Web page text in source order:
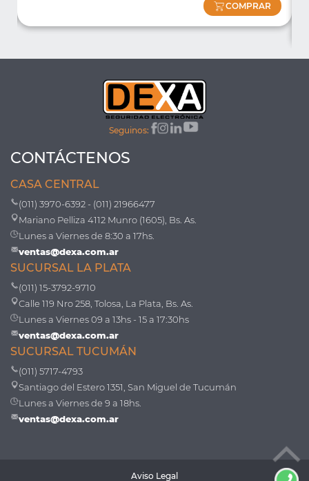
COMPRAR
Seguinos:
CONTÁCTENOS
CASA CENTRAL
(011) 3970-6392 - (011) 21966477
Mariano Pelliza 4112 Munro (1605), Bs. As.
Lunes a Viernes de 8:30 a 17hs.
ventas@dexa.com.ar
SUCURSAL LA PLATA
(011) 15-3792-9710
Calle 119 Nro 258, Tolosa, La Plata, Bs. As.
Lunes a Viernes 09 a 13hs - 15 a 17:30hs
ventas@dexa.com.ar
SUCURSAL TUCUMÁN
(011) 5717-4793
Santiago del Estero 1351, San Miguel de Tucumán
Lunes a Viernes de 9 a 18hs.
ventas@dexa.com.ar
Aviso Legal